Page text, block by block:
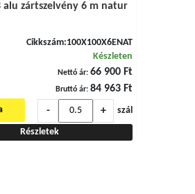
alu zártszelvény 6 m natur
Cikkszám:100X100X6ENAT
Készleten
Nettó ár: 66 900 Ft
Bruttó ár: 84 963 Ft
-
+ szál
Részletek